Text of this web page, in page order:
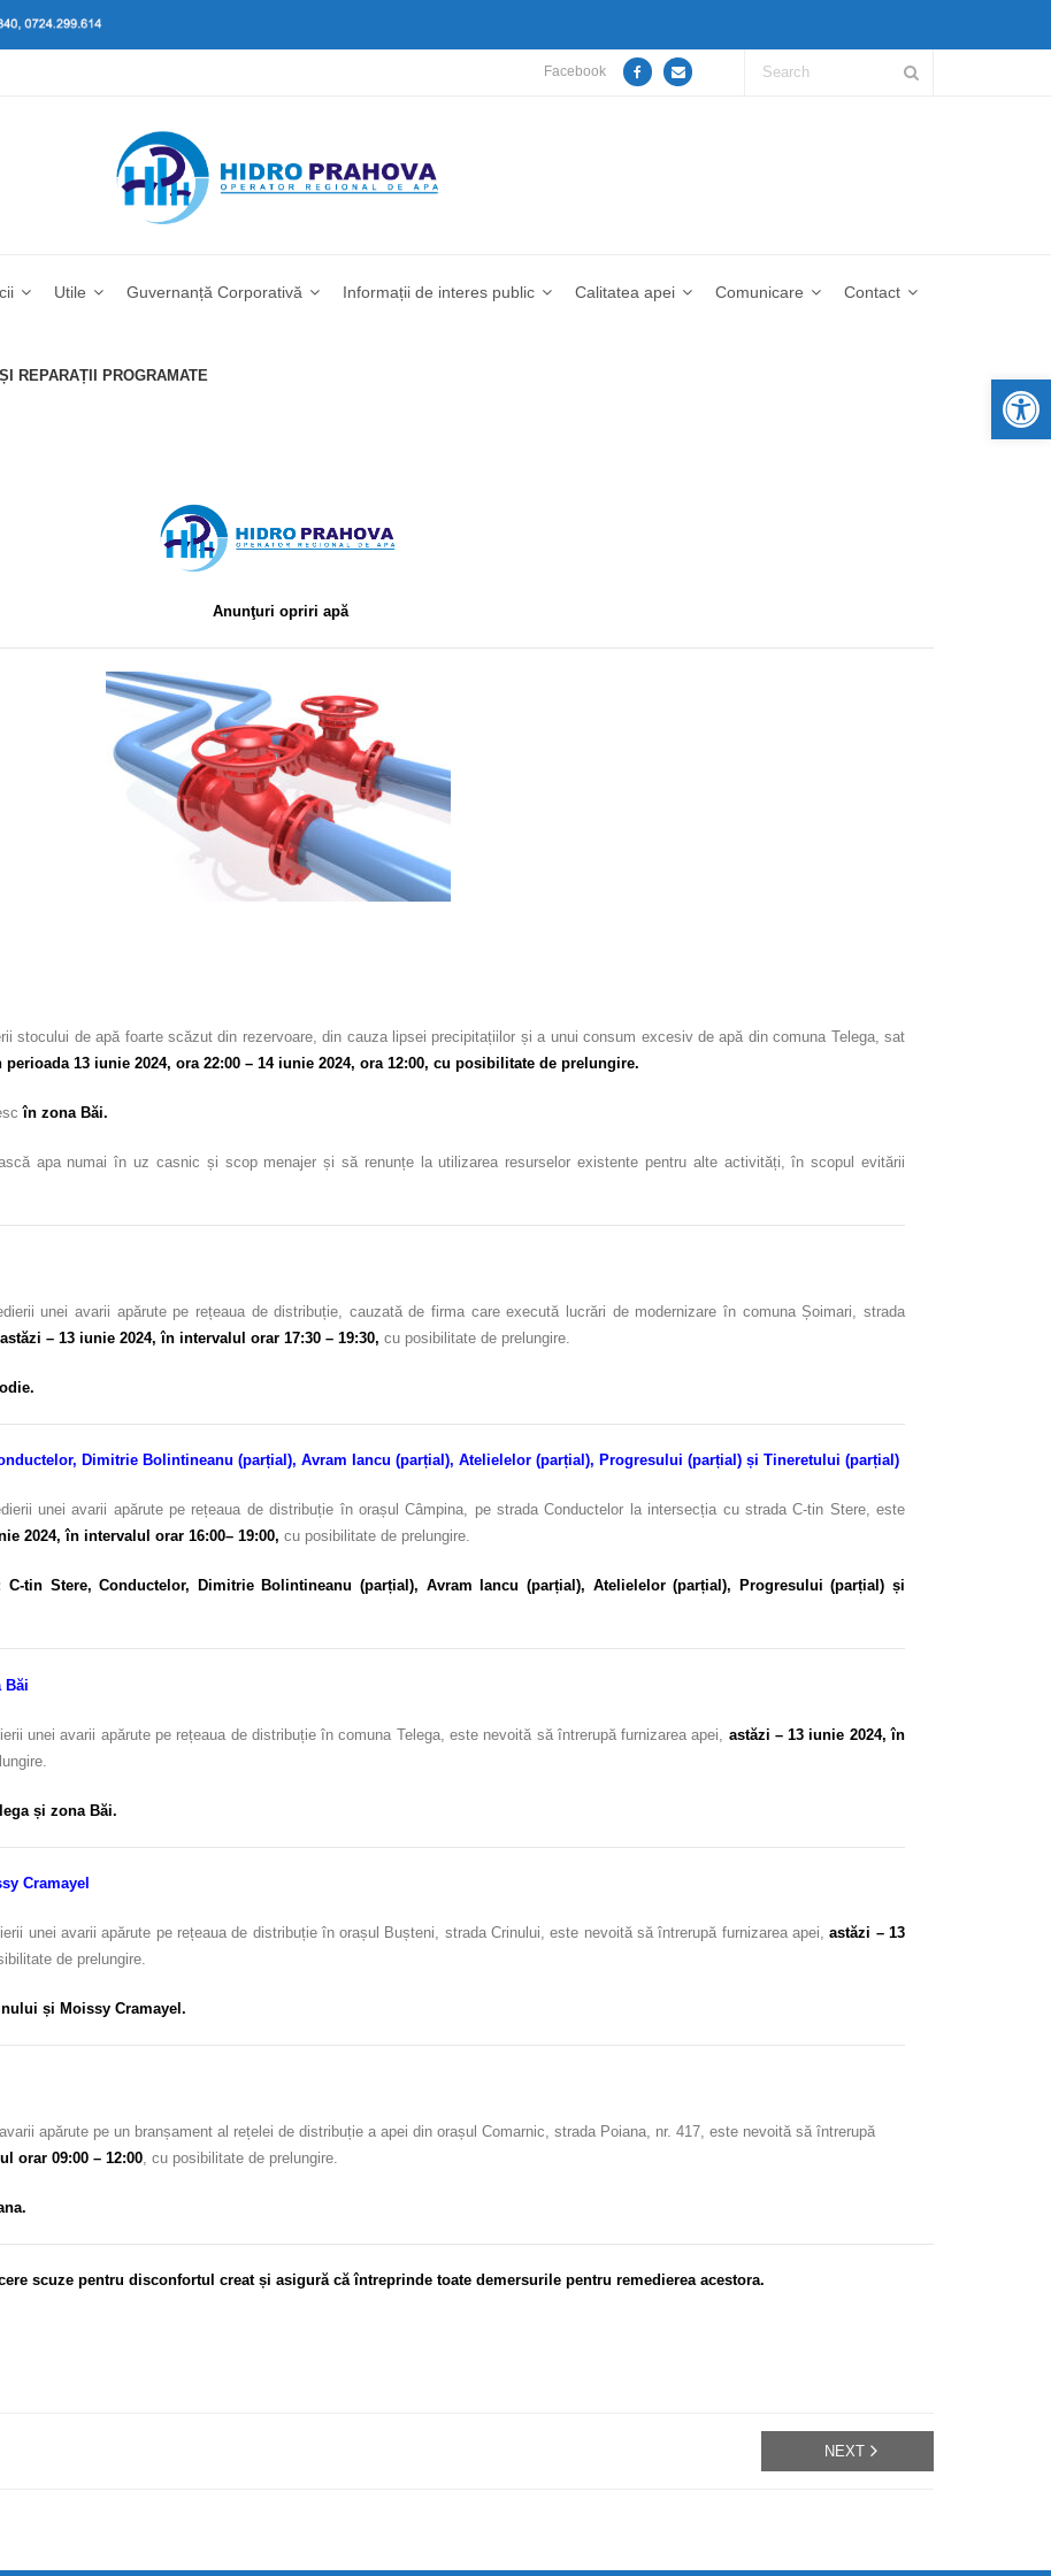
Facebook
Utile Guvernanță Corporativă Informații de interes public Calitatea apei Comunicare Contact
REPARAȚII PROGRAMATE
Anunţuri opriri apă
stocului de apă foarte scăzut din rezervoare, din cauza lipsei precipitațiilor și a unui consum excesiv de apă din comuna Telega, sat
perioada 13 iunie 2024, ora 22:00 – 14 iunie 2024, ora 12:00, cu posibilitate de prelungire.
în zona Băi.
apa numai în uz casnic și scop menajer și să renunțe la utilizarea resurselor existente pentru alte activități, în scopul evitării
unei avarii apărute pe rețeaua de distribuție, cauzată de firma care execută lucrări de modernizare în comuna Șoimari, strada
astăzi – 13 iunie 2024, în intervalul orar 17:30 – 19:30, cu posibilitate de prelungire.
Dimitrie Bolintineanu (parțial), Avram Iancu (parțial), Atelielelor (parțial), Progresului (parțial) și Tineretului (parțial)
unei avarii apărute pe rețeaua de distribuție în orașul Câmpina, pe strada Conductelor la intersecția cu strada C-tin Stere, este
2024, în intervalul orar 16:00– 19:00, cu posibilitate de prelungire.
C-tin Stere, Conductelor, Dimitrie Bolintineanu (parțial), Avram Iancu (parțial), Atelielelor (parțial), Progresului (parțial) și
Băi
unei avarii apărute pe rețeaua de distribuție în comuna Telega, este nevoită să întrerupă furnizarea apei, astăzi – 13 iunie 2024, în
și zona Băi.
Cramayel
unei avarii apărute pe rețeaua de distribuție în orașul Bușteni, strada Crinului, este nevoită să întrerupă furnizarea apei,astăzi – 13
de prelungire.
și Moissy Cramayel.
apărute pe un branșament al rețelei de distribuție a apei din orașul Comarnic, strada Poiana, nr. 417, este nevoită să întrerupă
orar 09:00 – 12:00 , cu posibilitate de prelungire.
scuze pentru disconfortul creat și asigură că întreprinde toate demersurile pentru remedierea acestora.
NEXT